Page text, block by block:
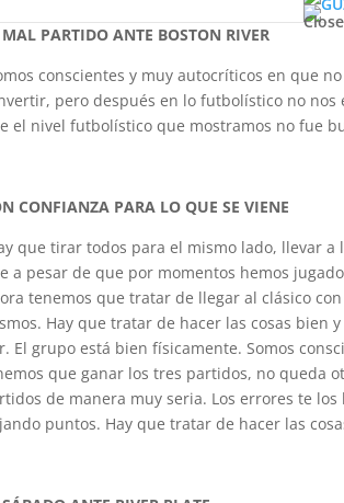
Close
MAL PARTIDO ANTE BOSTON RIVER
conscientes y muy autocríticos en que
pero después en lo futbolístico no nos
el nivel futbolístico que mostramos no fue
CONFIANZA PARA LO QUE SE VIENE
que tirar todos para el mismo lado, llevar
a pesar de que por momentos hemos
tenemos que tratar de llegar al clásico
Hay que tratar de hacer las cosas bien
El grupo está bien físicamente. Somos
que ganar los tres partidos, no queda
de manera muy seria. Los errores te
puntos. Hay que tratar de hacer las